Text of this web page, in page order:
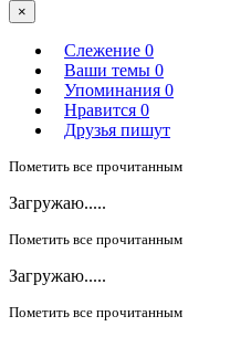
×
Слежение 0
Ваши темы 0
Упоминания 0
Нравится 0
Друзья пишут
Пометить все прочитанным
Загружаю.....
Пометить все прочитанным
Загружаю.....
Пометить все прочитанным